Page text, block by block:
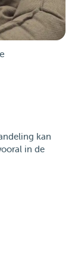
kan
in de